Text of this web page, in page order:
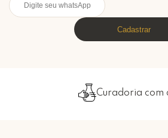
Cadastrar
Curadoria com